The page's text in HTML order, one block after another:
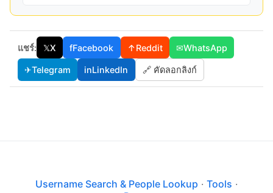
แชร์: 𝕏X fFacebook ↑Reddit ✉WhatsApp
✈Telegram inLinkedIn 🔗 คัดลอกลิงก์
Username Search & People Lookup · Tools ·